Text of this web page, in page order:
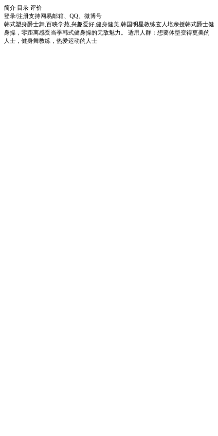
简介 目录 评价
登录/注册支持网易邮箱、QQ、微博号
韩式塑身爵士舞,百映学苑,兴趣爱好,健身健美,韩国明星教练玄人培亲授韩式爵士健
身操，零距离感受当季韩式健身操的无敌魅力。 适用人群：想要体型变得更美的
人士，健身舞教练，热爱运动的人士